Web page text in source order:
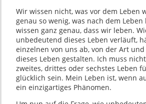
Wir wissen nicht, was vor dem Leben
genau so wenig, was nach dem
wissen ganz genau, dass wir leben.
unbedeutend dieses Leben verläuft,
einzelnen von uns ab, von der Art
dieses Leben gestalten. Ich muss
zweites, drittes oder sechstes Leben
glücklich sein. Mein Leben ist, wenn
ein einzigartiges Phänomen.